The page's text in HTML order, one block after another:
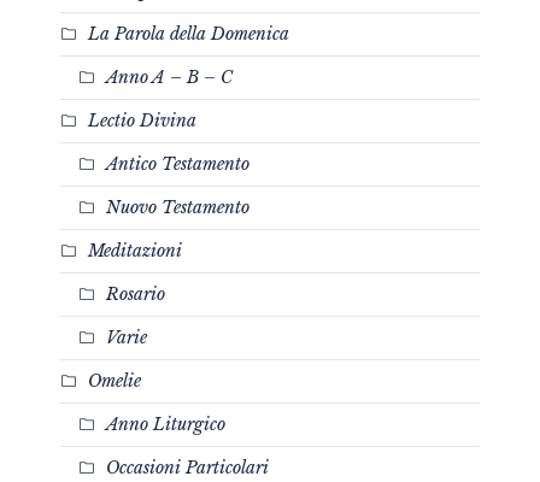
La Parola della Domenica
Anno A – B – C
Lectio Divina
Antico Testamento
Nuovo Testamento
Meditazioni
Rosario
Varie
Omelie
Anno Liturgico
Occasioni Particolari